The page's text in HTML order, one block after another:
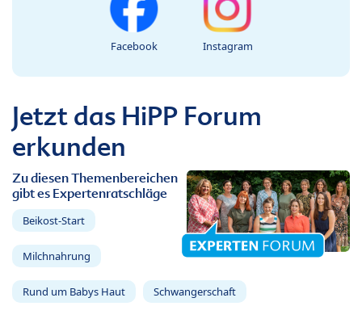
Facebook Instagram
Jetzt das HiPP Forum
erkunden
Zu diesen Themenbereichen
gibt es Expertenratschläge
Beikost-Start
Milchnahrung
Rund um Babys Haut Schwangerschaft